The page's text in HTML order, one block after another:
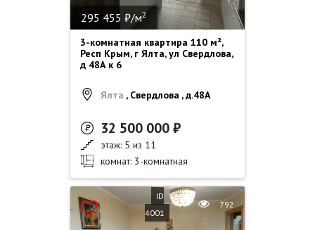
295 455 ₽/м2
3-комнатная квартира 110 м²,
Респ Крым, г Ялта, ул Свердлова,
д 48А к 6
Ялта , Свердлова , д.48А
32 500 000 ₽
этаж: 5 из 11
комнат: 3-комнатная
ID
4001
792